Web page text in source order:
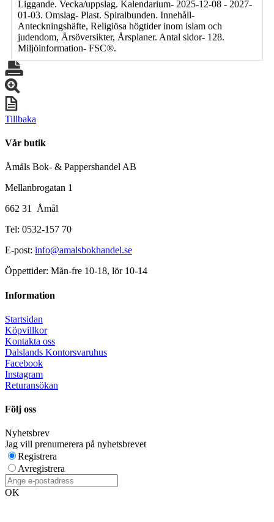
Liggande. Vecka/uppslag. Kalendarium- 2025-12-08 - 2027-
01-03. Omslag- Plast. Spiralbunden. Innehåll-
Anteckningshäfte, Religiösa högtider inom islam och
judendom, Årsöversikter, Årsplaner. Antal sidor- 128.
Miljöinformation- FSC®.
Tillbaka
Vår butik
Åmåls Bok- & Pappershandel AB
Mellanbrogatan 1
662 31 Åmål
Tel: 0532-157 70
E-post: info@amalsbokhandel.se
Öppettider: Mån-fre 10-18, lör 10-14
Information
Startsidan
Köpvillkor
Kontakta oss
Dalslands Kontorsvaruhus
Facebook
Instagram
Returansökan
Följ oss
Nyhetsbrev
Jag vill prenumerera på nyhetsbrevet
Registrera
Avregistrera
OK